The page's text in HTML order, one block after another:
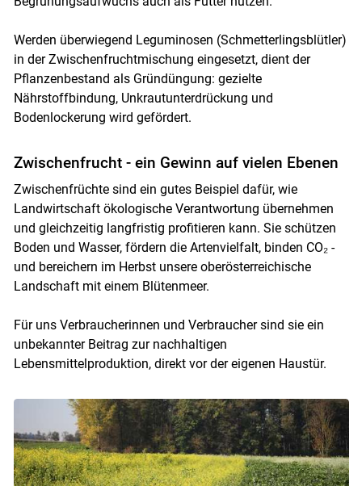
Werden überwiegend Leguminosen (Schmetterlingsblütler)
in der Zwischenfruchtmischung eingesetzt, dient der
Pflanzenbestand als Gründüngung: gezielte
Nährstoffbindung, Unkrautunterdrückung und
Bodenlockerung wird gefördert.
Zwischenfrucht - ein Gewinn auf vielen Ebenen
Zwischenfrüchte sind ein gutes Beispiel dafür, wie
Landwirtschaft ökologische Verantwortung übernehmen
und gleichzeitig langfristig profitieren kann. Sie schützen
Boden und Wasser, fördern die Artenvielfalt, binden CO₂ -
und bereichern im Herbst unsere oberösterreichische
Landschaft mit einem Blütenmeer.
Für uns Verbraucherinnen und Verbraucher sind sie ein
unbekannter Beitrag zur nachhaltigen
Lebensmittelproduktion, direkt vor der eigenen Haustür.